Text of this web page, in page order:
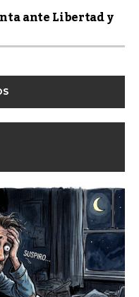
ante Libertad y